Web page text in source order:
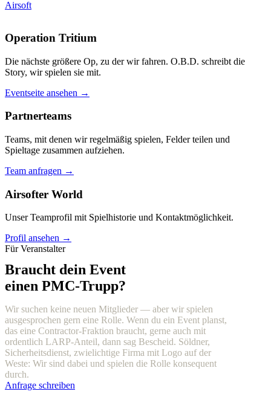
Operation Tritium
Die nächste größere Op, zu der wir fahren. O.B.D. schreibt die
Story, wir spielen sie mit.
Eventseite ansehen →
Partnerteams
Teams, mit denen wir regelmäßig spielen, Felder teilen und
Spieltage zusammen aufziehen.
Team anfragen →
Airsofter World
Unser Teamprofil mit Spielhistorie und Kontaktmöglichkeit.
Profil ansehen →
Für Veranstalter
Braucht dein Event
einen PMC-Trupp?
Wir suchen keine neuen Mitglieder — aber wir spielen
ausgesprochen gern eine Rolle. Wenn du ein Event planst,
das eine Contractor-Fraktion braucht, gerne auch mit
ordentlich LARP-Anteil, dann sag Bescheid. Söldner,
Sicherheitsdienst, zwielichtige Firma mit Logo auf der
Weste: Wir sind dabei und spielen die Rolle konsequent
durch.
Anfrage schreiben